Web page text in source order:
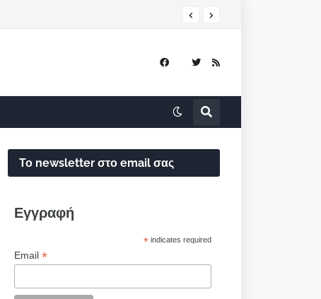
Το newsletter στο email σας
Εγγραφή
* indicates required
Email *